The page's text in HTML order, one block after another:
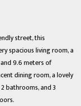
street, this
spacious living room, a
9.6 meters of
dining room, a lovely
bathrooms, and 3